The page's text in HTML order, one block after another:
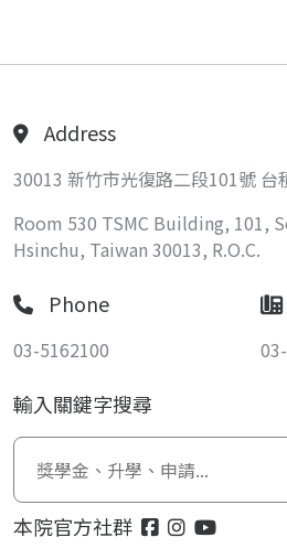
Address
30013 新竹市光復路二段101號 台
Room 530 TSMC Building, 101,
Hsinchu, Taiwan 30013, R.O.C.
Phone
03-5162100
輸入關鍵字搜尋
本院官方社群